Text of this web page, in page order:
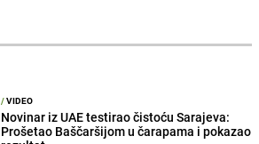
/VIDEO
Novinar iz UAE testirao čistoću Sarajeva:
Prošetao Baščaršijom u čarapama i pokazao